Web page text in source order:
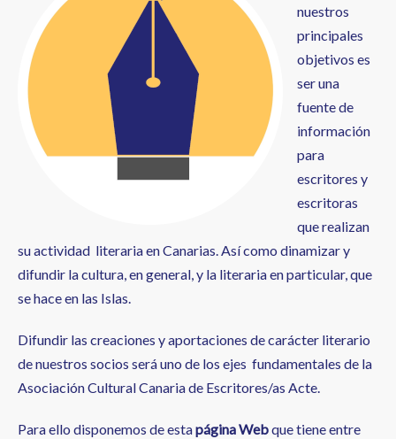
nuestros
principales
objetivos es
ser una
fuente de
información
para
escritores y
escritoras
que realizan
su actividad literaria en Canarias. Así como dinamizar y
difundir la cultura, en general, y la literaria en particular, que
se hace en las Islas.
Difundir las creaciones y aportaciones de carácter literario
de nuestros socios será uno de los ejes fundamentales de la
Asociación Cultural Canaria de Escritores/as Acte.
Para ello disponemos de estapágina Webque tiene entre